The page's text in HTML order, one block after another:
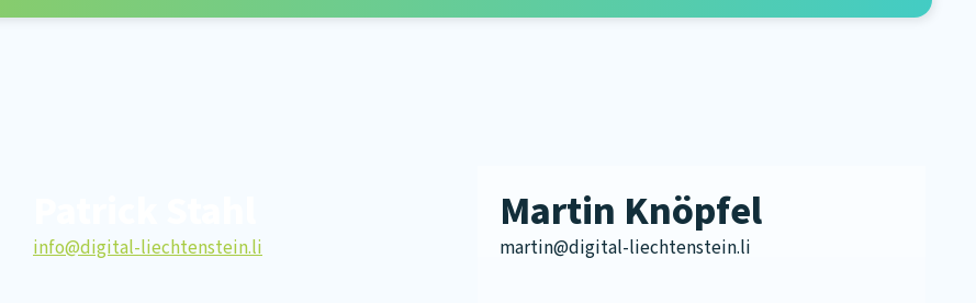
info@digital-liechtenstein.li
Martin Knöpfel
martin@digital-liechtenstein.li